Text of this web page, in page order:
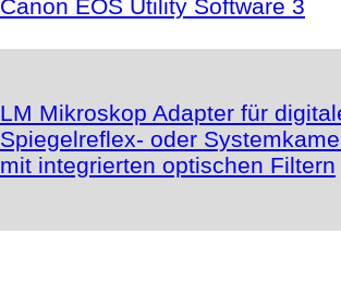
Canon EOS Utility Software 3
LM Mikroskop Adapter für
Spiegelreflex- oder
mit integrierten optischen Filtern